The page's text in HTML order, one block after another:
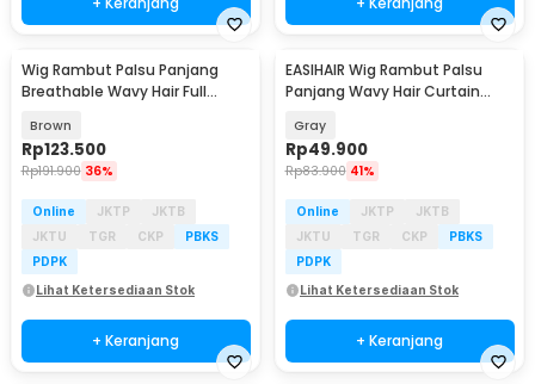
Wig Rambut Palsu Panjang
Breathable Wavy Hair Full
Brown
Rp123.500
Rp191.900 36%
Online JKTP
JKTB
JKTU
TGR CKP
PBKS
PDPK
Lihat Ketersediaan Stok
+ Keranjang
EASIHAIR Wig Rambut Palsu
Panjang Wavy Hair Curtain
Gray
Rp49.900
Rp83.900 41%
Online JKTP
JKTB
JKTU
TGR CKP
PBKS
PDPK
Lihat Ketersediaan Stok
+ Keranjang